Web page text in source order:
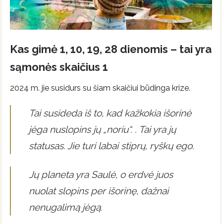
Kas gimė 1, 10, 19, 28 dienomis – tai yra
sąmonės skaičius 1
2024 m. jie susidurs su šiam skaičiui būdinga krize.
Tai susideda iš to, kad kažkokia išorinė
jėga nuslopins jų „noriu“. . Tai yra jų
statusas. Jie turi labai stiprų, ryškų ego.
Jų planeta yra Saulė, o erdvė juos
nuolat slopins per išorinę, dažnai
nenugalimą jėgą.